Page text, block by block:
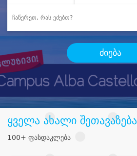
ძიება
ყველა ახალი შეთავაზება
100+ ფასდაკლება